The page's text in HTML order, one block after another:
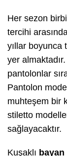
Her sezon
tercihi
yıllar boyunca
yer
pantolonlar
Pantolon
muhteşem bir
stiletto
sağlayacaktır.
Kuşaklı